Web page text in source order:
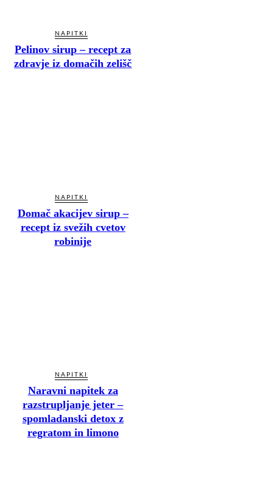
NAPITKI
Pelinov sirup – recept za
zdravje iz domačih zelišč
NAPITKI
Domač akacijev sirup –
recept iz svežih cvetov
robinije
NAPITKI
Naravni napitek za
razstrupljanje jeter –
spomladanski detox z
regratom in limono